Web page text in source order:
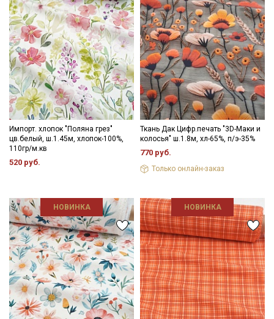
Импорт. хлопок "Поляна грез"
цв.белый, ш.1.45м, хлопок-100%,
110гр/м.кв
520 руб.
Ткань Дак Цифр.печать "3D-Маки и
колосья" ш.1.8м, хл-65%, п/э-35%
770 руб.
Только онлайн-заказ
НОВИНКА НОВИНКА